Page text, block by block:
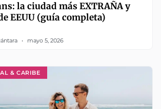
la ciudad más EXTRAÑA y
EEUU (guía completa)
mayo 5, 2026
& CARIBE